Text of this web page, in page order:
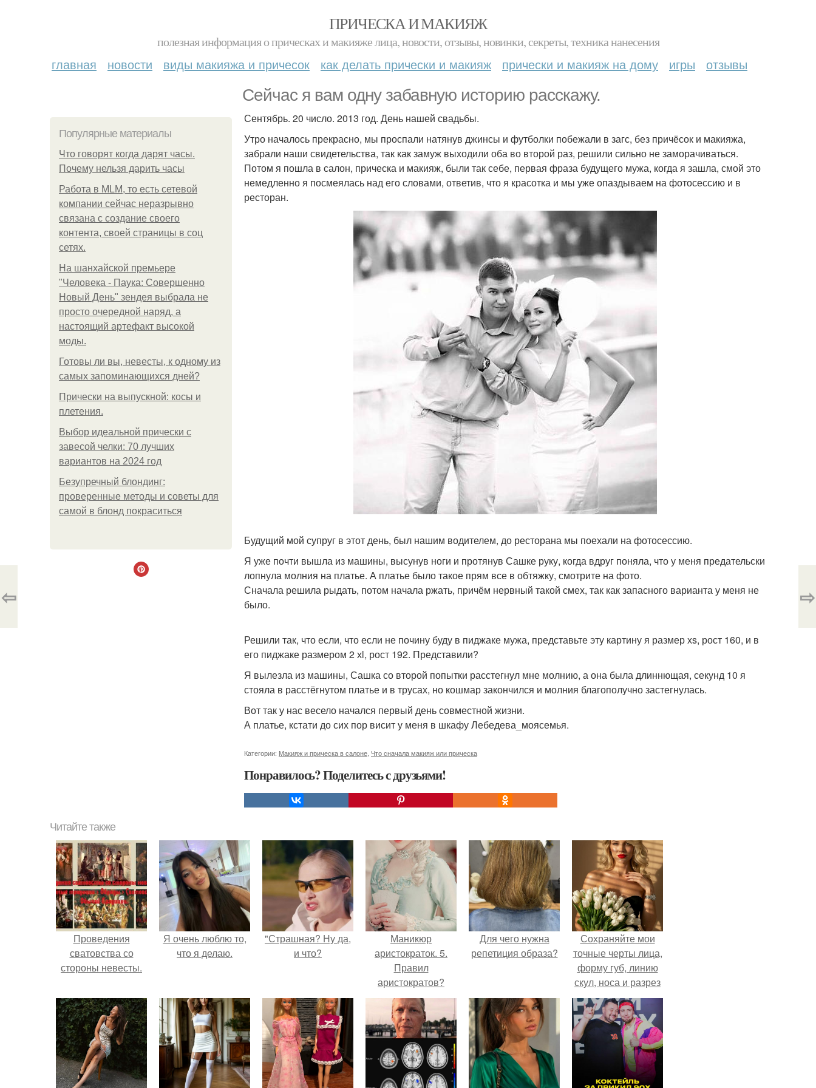
ПРИЧЕСКА И МАКИЯЖ
полезная информация о прическах и макияже лица, новости, отзывы, новинки, секреты, техника нанесения
главная новости виды макияжа и причесок как делать прически и макияж прически и макияж на дому игры отзывы
Сейчас я вам одну забавную историю расскажу.
Популярные материалы
Что говорят когда дарят часы.
Почему нельзя дарить часы
Работа в MLM, то есть сетевой
компании сейчас неразрывно
связана с создание своего
контента, своей страницы в соц
сетях.
На шанхайской премьере
"Человека - Паука: Совершенно
Новый День" зендея выбрала не
просто очередной наряд, а
настоящий артефакт высокой
моды.
Готовы ли вы, невесты, к одному из
самых запоминающихся дней?
Прически на выпускной: косы и
плетения.
Выбор идеальной прически с
завесой челки: 70 лучших
вариантов на 2024 год
Безупречный блондинг:
проверенные методы и советы для
самой в блонд покраситься
Сентябрь. 20 число. 2013 год. День нашей свадьбы.
Утро началось прекрасно, мы проспали натянув джинсы и футболки побежали в загс, без причёсок и макияжа,
забрали наши свидетельства, так как замуж выходили оба во второй раз, решили сильно не заморачиваться.
Потом я пошла в салон, прическа и макияж, были так себе, первая фраза будущего мужа, когда я зашла, смой это
немедленно я посмеялась над его словами, ответив, что я красотка и мы уже опаздываем на фотосессию и в
ресторан.
Будущий мой супруг в этот день, был нашим водителем, до ресторана мы поехали на фотосессию.
Я уже почти вышла из машины, высунув ноги и протянув Сашке руку, когда вдруг поняла, что у меня предательски
лопнула молния на платье. А платье было такое прям все в обтяжку, смотрите на фото.
Сначала решила рыдать, потом начала ржать, причём нервный такой смех, так как запасного варианта у меня не
было.
Решили так, что если, что если не почину буду в пиджаке мужа, представьте эту картину я размер хs, рост 160, и в
его пиджаке размером 2 хl, рост 192. Представили?
Я вылезла из машины, Сашка со второй попытки расстегнул мне молнию, а она была длиннющая, секунд 10 я
стояла в расстёгнутом платье и в трусах, но кошмар закончился и молния благополучно застегнулась.
Вот так у нас весело начался первый день совместной жизни.
А платье, кстати до сих пор висит у меня в шкафу Лебедева_моясемья.
Категории: Макияж и прическа в салоне Что сначала макияж или прическа
Понравилось? Поделитесь с друзьями!
⇦ ⇨
Читайте также
Проведения
сватовства со
стороны невесты.
Я очень люблю то,
что я делаю.
"Страшная? Ну да,
и что?
Маникюр
аристократок. 5.
Правил
аристократов?
Для чего нужна
репетиция образа?
Сохраняйте мои
точные черты лица,
форму губ, линию
скул, носа и разрез
глаз.